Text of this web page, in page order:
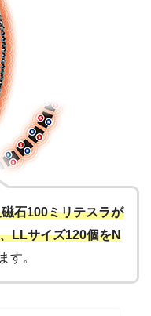
石100ミリテスラが
LLサイズ120個をN
す。